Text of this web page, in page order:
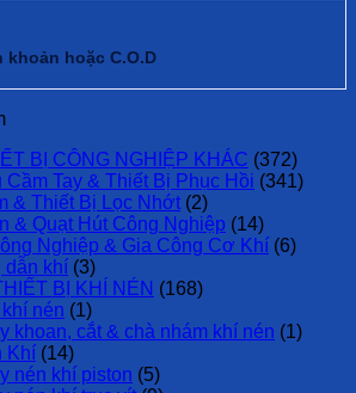
hoặc C.O.D
BỊ CÔNG NGHIỆP KHÁC (372)
Cầm Tay & Thiết Bị Phục Hồi (341)
& Thiết Bị Lọc Nhớt (2)
& Quạt Hút Công Nghiệp (14)
Nghiệp & Gia Công Cơ Khí (6)
dẫn khí (3)
BỊ KHÍ NÉN (168)
nén (1)
khoan, cắt & chà nhám khí nén (1)
Khí (14)
nén khí piston (5)